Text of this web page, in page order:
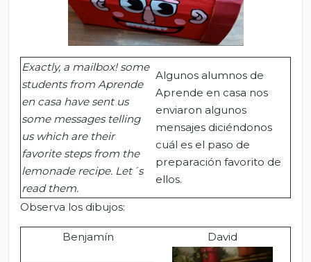
Exactly, a mailbox! some
students from Aprende
encasa have sent us
some messages telling
us which are their
favorite steps from the
lemonade recipe. Let´s
read them.
Algunos alumnos de
Aprende en casa nos
enviaron algunos
mensajes diciéndonos
cuál es el paso de
preparación favorito de
ellos.
Observa los dibujos:
Benjamín David